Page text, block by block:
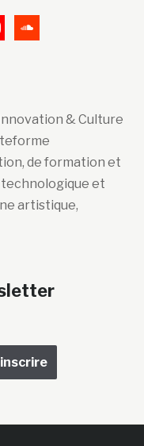
& Culture
de formation et
technologique et
artistique,